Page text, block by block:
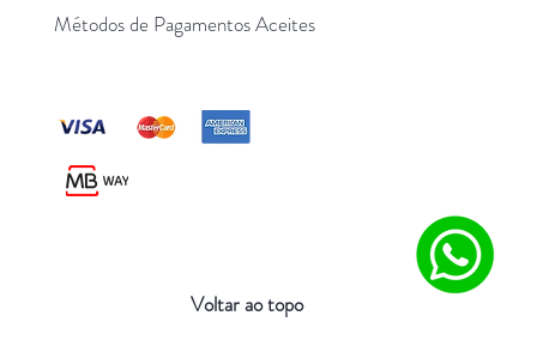
Métodos de Pagamentos Aceites
Voltar ao topo